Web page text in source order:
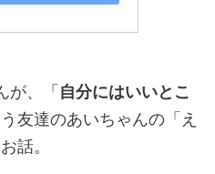
が、「 自分にはいいとこ
う友達のあいちゃんの「え
話。